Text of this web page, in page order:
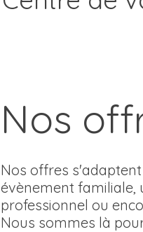
Nos
Nos offres
évènement familiale,
professionnel ou
Nous sommes là